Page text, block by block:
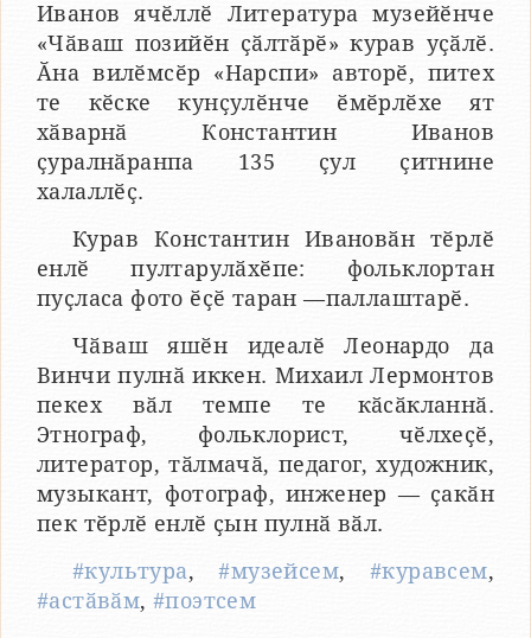
Иванов ячӗллӗ Литература музейӗнче
«Чӑваш позийӗн ҫӑлтӑрӗ» курав уҫӑлӗ.
Ӑна вилӗмсӗр «Нарспи» авторӗ, питех
те кӗске кунҫулӗнче ӗмӗрлӗхе ят
хӑварнӑ Константин Иванов
ҫуралнӑранпа 135 ҫул ҫитнине
халаллӗҫ.
Курав Константин Ивановӑн тӗрлӗ
енлӗ пултарулӑхӗпе: фольклортан
пуҫласа фото ӗҫӗ таран —паллаштарӗ.
Чӑваш яшӗн идеалӗ Леонардо да
Винчи пулнӑ иккен. Михаил Лермонтов
пекех вӑл темпе те кӑсӑкланнӑ.
Этнограф, фольклорист, чӗлхеҫӗ,
литератор, тӑлмачӑ, педагог, художник,
музыкант, фотограф, инженер — ҫакӑн
пек тӗрлӗ енлӗ ҫын пулнӑ вӑл.
#культура,#музейсем, #куравсем,
#астӑвӑм,#поэтсем